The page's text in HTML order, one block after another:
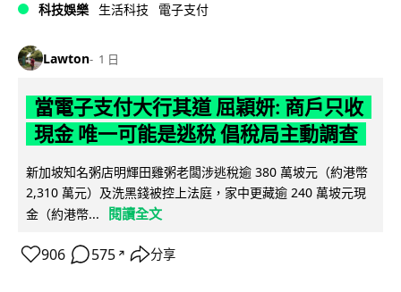
科技娛樂 生活科技 電子支付
Lawton 1 日
當電子支付大行其道 屈穎妍: 商戶只收
現金 唯一可能是逃稅 倡稅局主動調查
新加坡知名粥店明輝田雞粥老闆涉逃稅逾 380 萬坡元（約港幣
2,310 萬元）及洗黑錢被控上法庭，家中更藏逾 240 萬坡元現
金（約港幣...
閱讀全文
906 575 ↗ 分享